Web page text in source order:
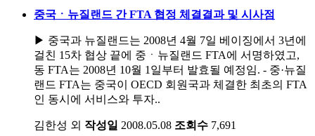
중국ㆍ뉴질랜드 간 FTA 협정 체결결과 및 시사점
▶ 중국과 뉴질랜드는 2008년 4월 7일 베이징에서 3년에
걸친 15차 협상 끝에 중ㆍ뉴질랜드 FTA에 서명하였고,
동 FTA는 2008년 10월 1일부터 발효될 예정임. - 중·뉴질
랜드 FTA는 중국이 OECD 회원국과 체결한 최초의 FTA
인 동시에 서비스와 투자..
김한성 외 작성일 2008.05.08 조회수 7,691